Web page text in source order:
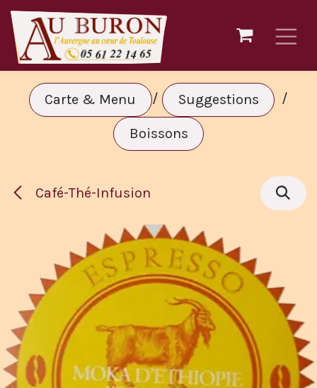
Se rendre au contenu
Carte & Menu / Suggestions /
Boissons
Café-Thé-Infusion